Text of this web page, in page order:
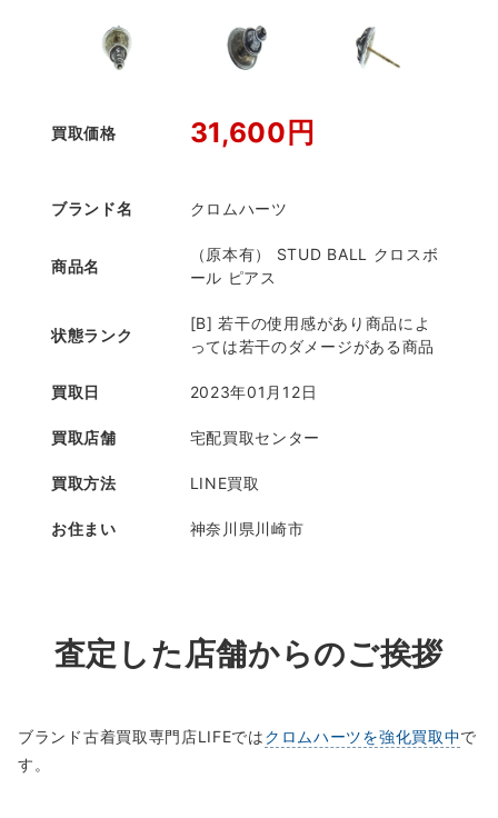
買取価格 31,600円
ブランド名 クロムハーツ
商品名
（原本有） STUD BALL クロスボ
ール ピアス
状態ランク
[B] 若干の使用感があり商品によ
っては若干のダメージがある商品
買取日 2023年01月12日
買取店舗 宅配買取センター
買取方法 LINE買取
お住まい 神奈川県川崎市
査定した店舗からのご挨拶
ブランド古着買取専門店LIFEではクロムハーツを強化買取中で
す。